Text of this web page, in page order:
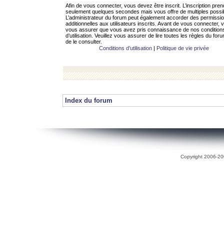
Afin de vous connecter, vous devez être inscrit. L’inscription
seulement quelques secondes mais vous offre de multiples
L’administrateur du forum peut également accorder des
additionnelles aux utilisateurs inscrits. Avant de vous connecter,
vous assurer que vous avez pris connaissance de nos
d’utilisation. Veuillez vous assurer de lire toutes les règles du
de le consulter.
Conditions d’utilisation| Politique de vie privée
Index du forum
Copyright 2006-